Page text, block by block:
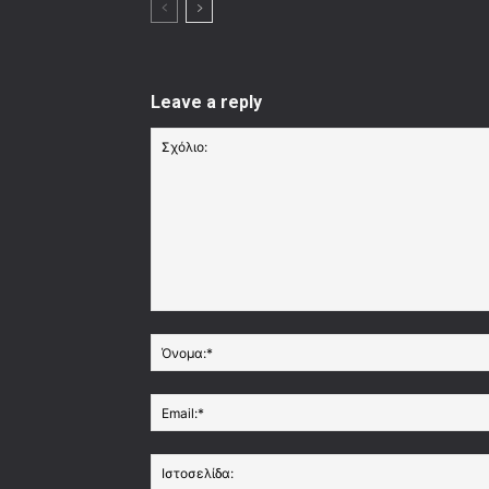
Leave a reply